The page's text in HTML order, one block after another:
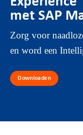
met SAP
Zorg voor
en word een
Downloaden